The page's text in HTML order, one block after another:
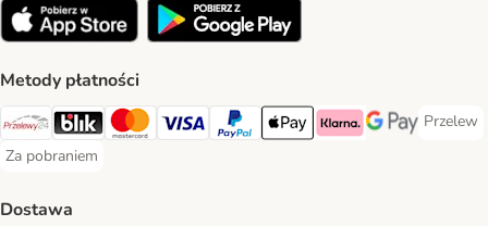
Metody płatności
Przelewy24 Payment Method
Blik Payment Method
MasterCard Payment Method
Visa Payment Method
PayPal Payment Method
Apple Pay Payment Method
Klarna Payment Method
Google Pay
Przelew
Przelew
Za pobraniem
Za pobraniem Payment Method
Dostawa